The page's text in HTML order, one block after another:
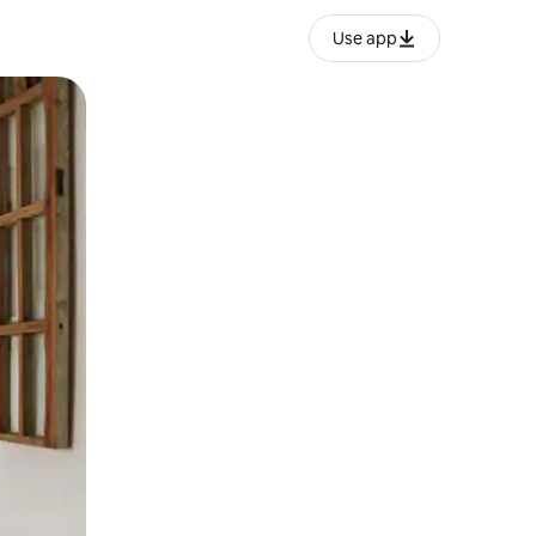
Use app
desliza el dedo.